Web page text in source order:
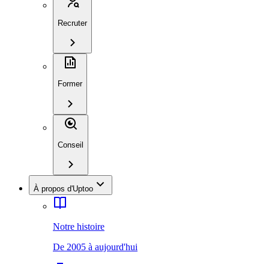
Recruter
Former
Conseil
À propos d'Uptoo
Notre histoire
De 2005 à aujourd'hui